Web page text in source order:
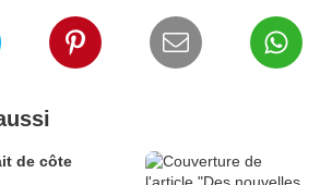
de côte